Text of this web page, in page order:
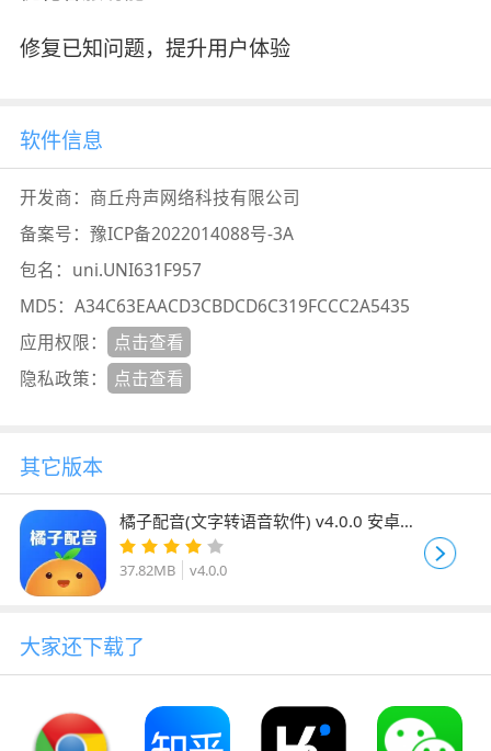
修复已知问题，提升用户体验
软件信息
开发商： 商丘舟声网络科技有限公司
备案号： 豫ICP备2022014088号-3A
包名： uni.UNI631F957
MD5： A34C63EAACD3CBDCD6C319FCCC2A5435
应用权限：
点击查看
隐私政策：
点击查看
其它版本
橘子配音(文字转语音软件) v4.0.0 安卓手
机版
37.82MB v4.0.0
大家还下载了